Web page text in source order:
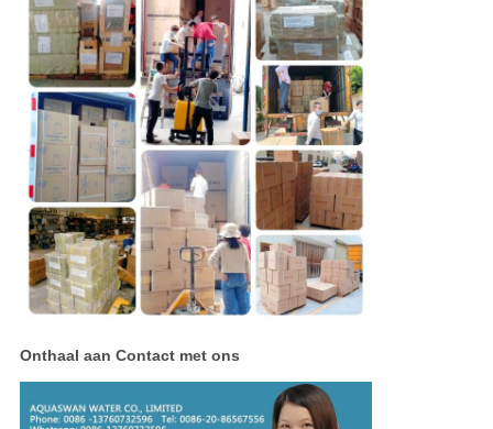
Onthaal aan Contact met ons